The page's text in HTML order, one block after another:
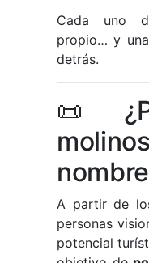
Cada uno
propio… y
detrás.
📜
A partir de
personas
potencial